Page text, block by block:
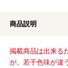
商品説明
掲載商品は出来る
が、若干色味が違